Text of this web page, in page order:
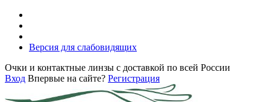
Версия для слабовидящих
Очки и контактные линзы с доставкой по всей России
Вход Впервые на сайте? Регистрация